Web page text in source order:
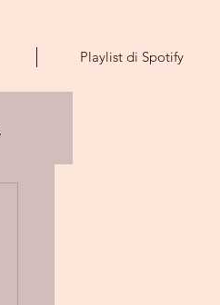
Playlist di Spotify